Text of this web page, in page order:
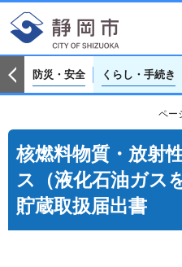
防災・安全 くらし・手続き
ペー
核燃料物質・放射
ス（液化石油ガス
貯蔵取扱届出書